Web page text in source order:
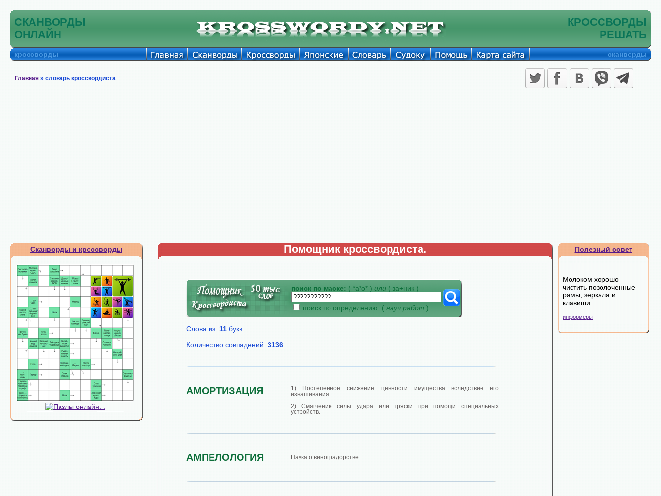
СКАНВОРДЫ
ОНЛАЙН
КРОССВОРДЫ
РЕШАТЬ
кроссворды сканворды
Главная » словарь кроссвордиста
Сканворды и кроссворды Помощник кроссвордиста.
поиск по маске: ( *а*о* ) или ( за+ник )
поиск по определению: ( науч работ )
Слова из: 11 букв
Количество совпадений: 3136
АМОРТИЗАЦИЯ
1) Постепенное снижение ценности имущества вследствие его
изнашивания.
2) Смягчение силы удара или тряски при помощи специальных
устройств.
АМПЕЛОЛОГИЯ Наука о виноградорстве.
Полезный совет
Молоком хорошо
чистить позолоченные
рамы, зеркала и
клавиши.
информеры